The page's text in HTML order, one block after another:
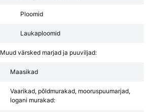
Ploomid
Laukaploomid
Muud värsked marjad ja puuviljad:
Maasikad
Vaarikad, põldmurakad, mooruspuumarjad,
logani murakad: